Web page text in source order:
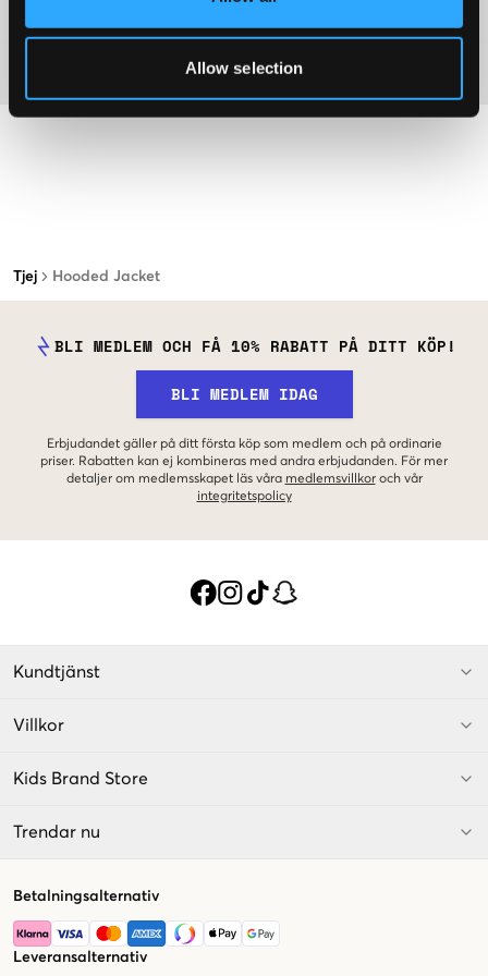
Allow selection
Tjej Hooded Jacket
BLI MEDLEM OCH FÅ 10% RABATT PÅ DITT KÖP!
BLI MEDLEM IDAG
Erbjudandet gäller på ditt första köp som medlem och på ordinarie
priser. Rabatten kan ej kombineras med andra erbjudanden. För mer
detaljer om medlemsskapet läs våra medlemsvillkor och vår
integritetspolicy
Kundtjänst
Villkor
Kids Brand Store
Trendar nu
Betalningsalternativ
Leveransalternativ